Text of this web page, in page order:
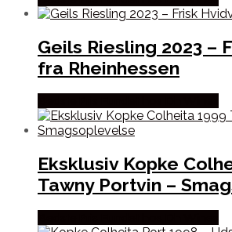
Geils Riesling 2023 –
fra Rheinhessen
Eksklusiv Kopke
Tawny Portvin –